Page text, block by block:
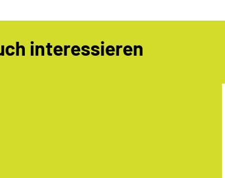
interessieren